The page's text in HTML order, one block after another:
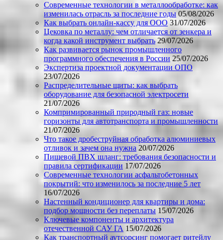
Современные технологии в металлообработке: как
изменилась отрасль за последние годы 05/08/2026
Как выбрать онлайн-кассу для ООО 31/07/2026
Цековка по металлу: чем отличается от зенкера и
когда какой инструмент выбрать 29/07/2026
Как развивается рынок промышленного
программного обеспечения в России 25/07/2026
Экспертиза проектной документации ОПО
23/07/2026
Распределительные щиты: как выбрать
оборудование для безопасной электросети
21/07/2026
Компримированный природный газ: новые
горизонты для автотранспорта и промышленности
21/07/2026
Что такое дробеструйная обработка алюминиевых
отливок и зачем она нужна 20/07/2026
Пищевой ПВХ шланг: требования безопасности и
правила сертификации 17/07/2026
Современные технологии асфальтобетонных
покрытий: что изменилось за последние 5 лет
16/07/2026
Настенный кондиционер для квартиры и дома:
подбор мощности без переплаты 15/07/2026
Ключевые компоненты и архитектура
отечественной САУ ГА 15/07/2026
Как транспортный аутсорсинг помогает ритейлу